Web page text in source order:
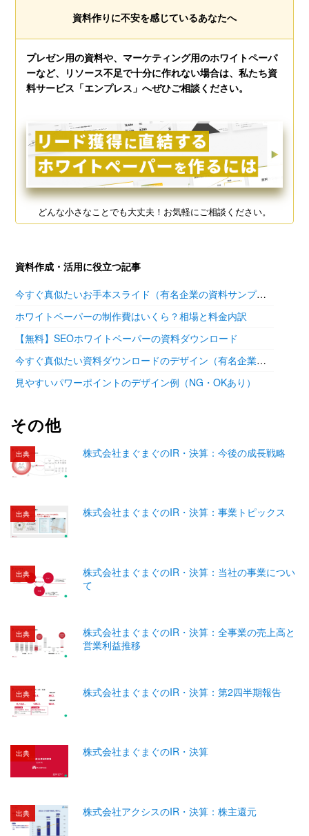
資料作りに不安を感じているあなたへ
プレゼン用の資料や、マーケティング用のホワイトペーパ
ーなど、リソース不足で十分に作れない場合は、私たち資
料サービス「エンプレス」へぜひご相談ください。
どんな小さなことでも大丈夫！お気軽にご相談ください。
資料作成・活用に役立つ記事
今すぐ真似たいお手本スライド（有名企業の資料サンプル11選）
ホワイトペーパーの制作費はいくら？相場と料金内訳
【無料】SEOホワイトペーパーの資料ダウンロード
今すぐ真似たい資料ダウンロードのデザイン（有名企業の参考あり）
見やすいパワーポイントのデザイン例（NG・OKあり）
その他
出典 株式会社まぐまぐのIR・決算：今後の成長戦略
出典 株式会社まぐまぐのIR・決算：事業トピックス
出典
株式会社まぐまぐのIR・決算：当社の事業につい
て
出典
株式会社まぐまぐのIR・決算：全事業の売上高と
営業利益推移
出典 株式会社まぐまぐのIR・決算：第2四半期報告
出典 株式会社まぐまぐのIR・決算
出典 株式会社アクシスのIR・決算：株主還元